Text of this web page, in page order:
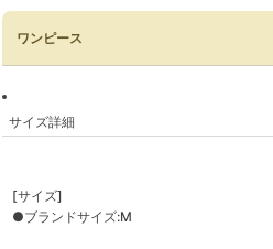
ワンピース
サイズ詳細
[サイズ]
●ブランドサイズ:M